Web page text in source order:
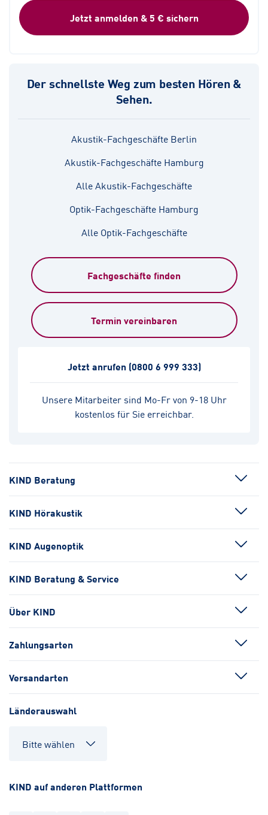
Jetzt anmelden & 5 € sichern
Der schnellste Weg zum besten Hören &
Sehen.
Akustik-Fachgeschäfte Berlin
Akustik-Fachgeschäfte Hamburg
Alle Akustik-Fachgeschäfte
Optik-Fachgeschäfte Hamburg
Alle Optik-Fachgeschäfte
Fachgeschäfte finden
Termin vereinbaren
Unsere Mitarbeiter sind Mo-Fr von 9-18 Uhr
kostenlos für Sie erreichbar.
Jetzt anrufen (0800 6 999 333)
KIND Beratung
KIND Hörakustik
KIND Augenoptik
KIND Beratung & Service
Über KIND
Zahlungsarten
Versandarten
Länderauswahl
KIND auf anderen Plattformen